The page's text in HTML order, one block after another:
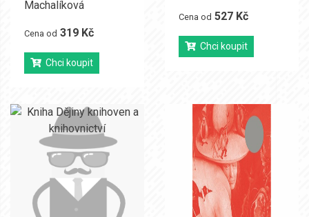
Machalíková
Cena od 319 Kč
Chci koupit
Cena od 527 Kč
Chci koupit